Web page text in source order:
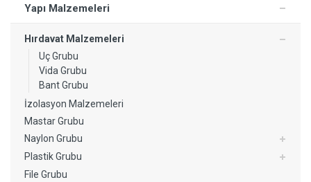
Yapı Malzemeleri
Hırdavat Malzemeleri
Uç Grubu
Vida Grubu
Bant Grubu
İzolasyon Malzemeleri
Mastar Grubu
Naylon Grubu
Plastik Grubu
File Grubu